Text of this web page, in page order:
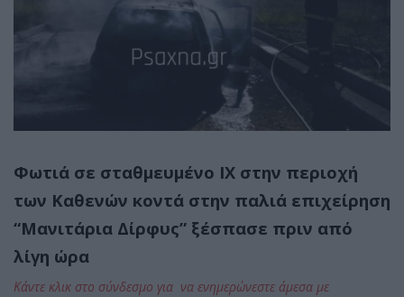
Φωτιά σε σταθμευμένο ΙΧ στην περιοχή
των Καθενών κοντά στην παλιά επιχείρηση
“Μανιτάρια Δίρφυς” ξέσπασε πριν από
λίγη ώρα
Κάντε κλικ στο σύνδεσμο για να ενημερώνεστε άμεσα με